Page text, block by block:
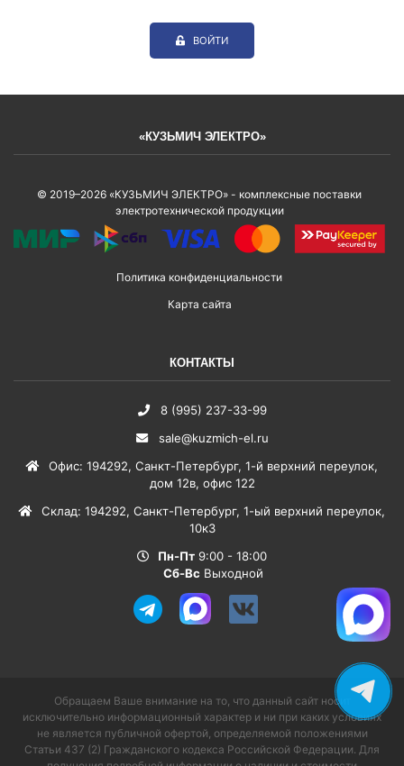
ВОЙТИ
«КУЗЬМИЧ ЭЛЕКТРО»
© 2019–2026 «КУЗЬМИЧ ЭЛЕКТРО» - комплексные поставки
электротехнической продукции
Политика конфиденциальности
Карта сайта
КОНТАКТЫ
8 (995) 237-33-99
sale@kuzmich-el.ru
Офис: 194292, Санкт-Петербург, 1-й верхний переулок,
дом 12в, офис 122
Склад: 194292, Санкт-Петербург, 1-ый верхний переулок,
10к3
Пн-Пт 9:00 - 18:00
Сб-Вс Выходной
Обращаем Ваше внимание на то, что данный сайт носит
исключительно информационный характер и ни при каких условиях
не является публичной офертой, определяемой положениями
Статьи 437 (2) Гражданского кодекса Российской Федерации. Для